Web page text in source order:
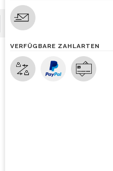
VERFÜGBARE ZAHLARTEN